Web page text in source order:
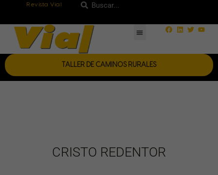
contenido
Revista Vial Buscar
Buscar
Facebook
Linkedin
Twitter
TALLER DE CAMINOS RURALES
CRISTO REDENTOR